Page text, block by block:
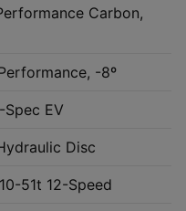
Carbon,
-8º
Spec EV
Disc
51t 12-Speed